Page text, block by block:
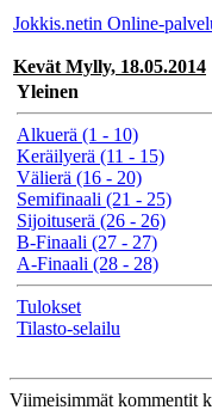
Jokkis.netin Online-
Kevät Mylly, 18.05.2014
Yleinen
Alkuerä (1 - 10)
Keräilyerä (11 - 15)
Välierä (16 - 20)
Semifinaali (21 - 25)
Sijoituserä (26 - 26)
B-Finaali (27 - 27)
A-Finaali (28 - 28)
Tulokset
Tilasto-selailu
Viimeisimmät kommentit